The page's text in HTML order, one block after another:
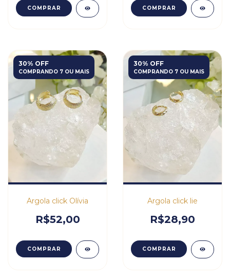
COMPRAR COMPRAR
30% OFF
COMPRANDO 7 OU MAIS
Argola click Olívia
R$52,00
COMPRAR
30% OFF
COMPRANDO 7 OU MAIS
Argola click lie
R$28,90
COMPRAR